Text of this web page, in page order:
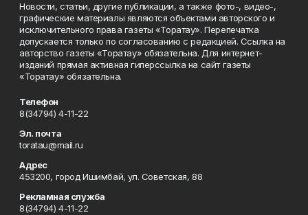
Новости, статьи, другие публикации, а также фото-, видео-,
графические материалы являются объектами авторского и
исключительного права газеты «Торатау». Перепечатка
допускается только по согласованию с редакцией. Ссылка на
авторство газеты «Торатау» обязательна. Для интернет-
изданий прямая активная гиперссылка на сайт газеты
«Торатау» обязательна.
Телефон
8(34794) 4-11-22
Эл. почта
toratau@mail.ru
Адрес
453200, город Ишимбай, ул. Советская, 88
Рекламная служба
8(34794) 4-11-22